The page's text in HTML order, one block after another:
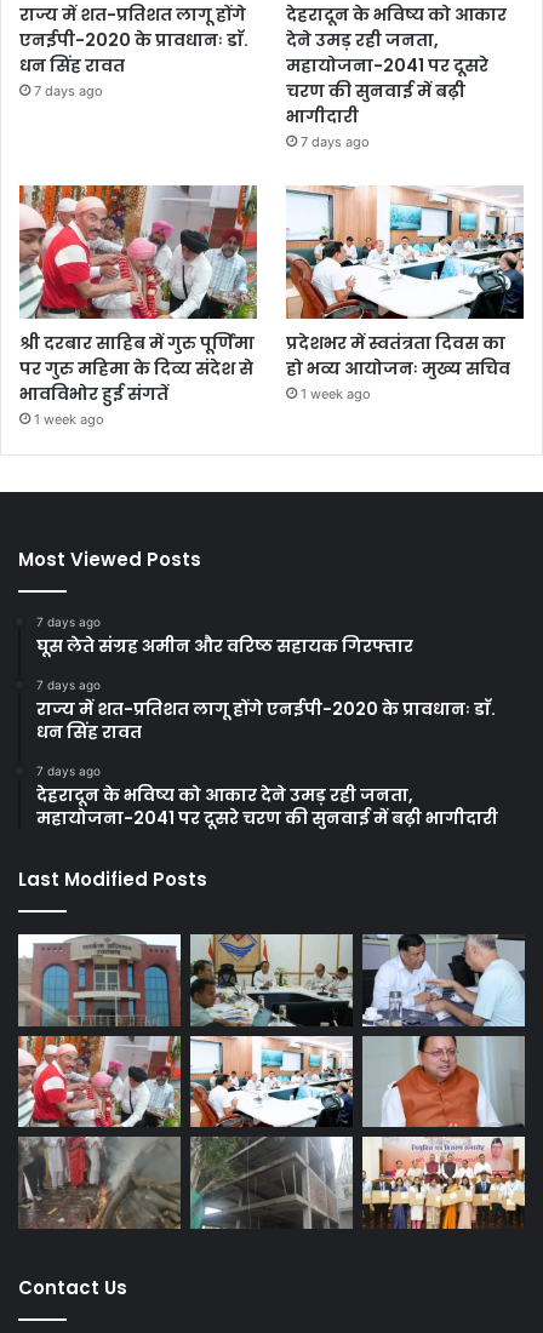
राज्य में शत-प्रतिशत लागू होंगे
एनईपी-2020 के प्रावधानः डाॅ.
धन सिंह रावत
7 days ago
देहरादून के भविष्य को आकार
देने उमड़ रही जनता,
महायोजना-2041 पर दूसरे
चरण की सुनवाई में बढ़ी
भागीदारी
7 days ago
श्री दरबार साहिब में गुरु पूर्णिमा
पर गुरु महिमा के दिव्य संदेश से
भावविभोर हुई संगतें
1 week ago
प्रदेशभर में स्वतंत्रता दिवस का
हो भव्य आयोजनः मुख्य सचिव
1 week ago
Most Viewed Posts
7 days ago
घूस लेते संग्रह अमीन और वरिष्ठ सहायक गिरफ्तार
7 days ago
राज्य में शत-प्रतिशत लागू होंगे एनईपी-2020 के प्रावधानः डाॅ.
धन सिंह रावत
7 days ago
देहरादून के भविष्य को आकार देने उमड़ रही जनता,
महायोजना-2041 पर दूसरे चरण की सुनवाई में बढ़ी भागीदारी
Last Modified Posts
Contact Us